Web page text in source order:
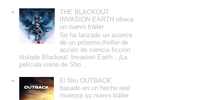
THE BLACKOUT:
INVASION EARTH ofrece
un nuevo tráiler
Se ha lanzado un avance
de un próximo thriller de
acción de ciencia ficción
titulado Blackout: Invasion Earth . ¡La
película viene de Sho...
El film OUTBACK'
basado en un hecho real
muestra su nuevo tráiler